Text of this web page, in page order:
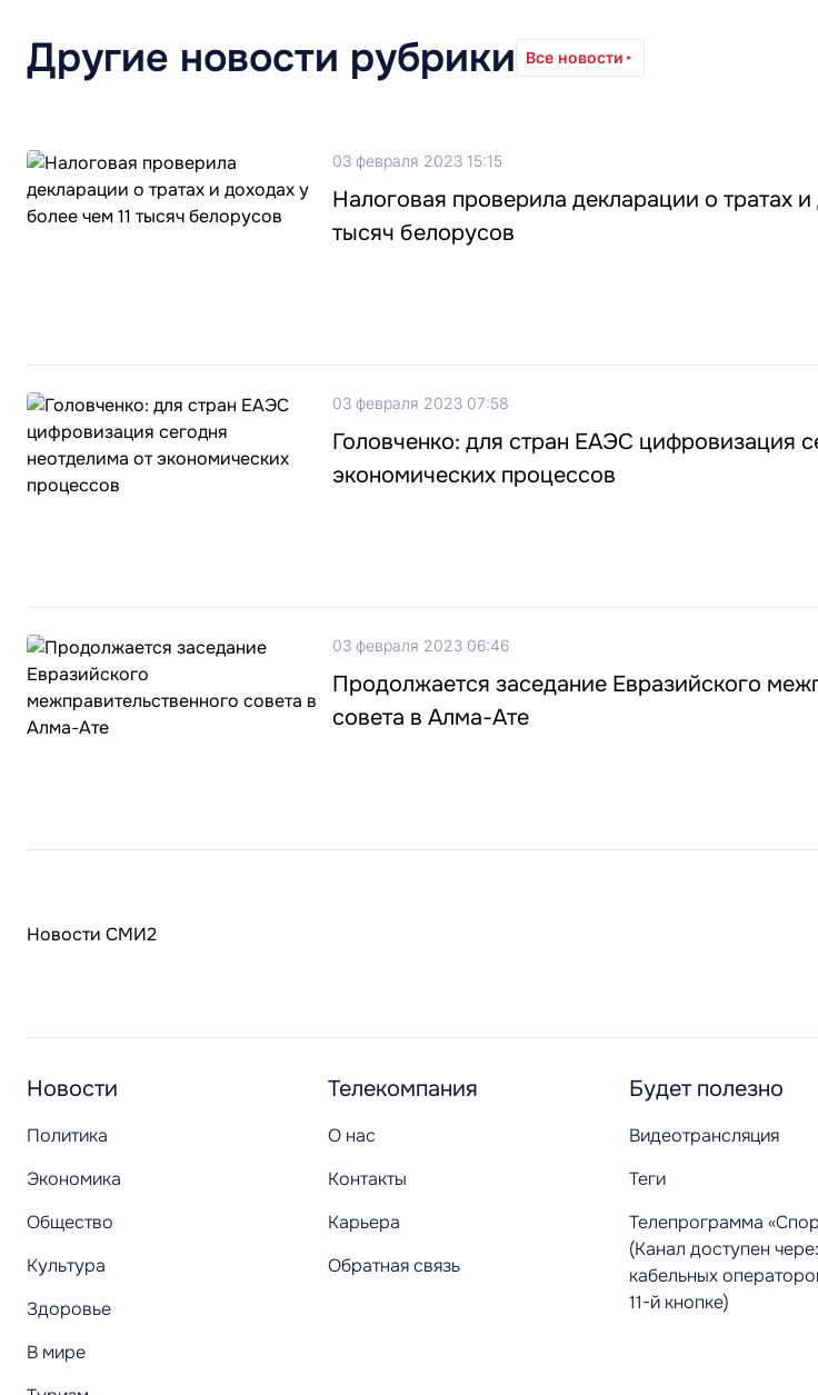
Другие новости рубрики Все новости
03 февраля 2023 15:15
Налоговая проверила декларации о тратах и
тысяч белорусов
03 февраля 2023 07:58
Головченко: для стран ЕАЭС цифровизация
экономических процессов
03 февраля 2023 06:46
Продолжается заседание Евразийского
совета в Алма-Ате
Новости СМИ2
Новости
Политика
Экономика
Общество
Культура
Здоровье
В мире
Телекомпания
О нас
Контакты
Карьера
Обратная связь
Будет полезно
Видеотрансляция
Теги
Телепрограмма
(Канал доступен
кабельных
11-й кнопке)